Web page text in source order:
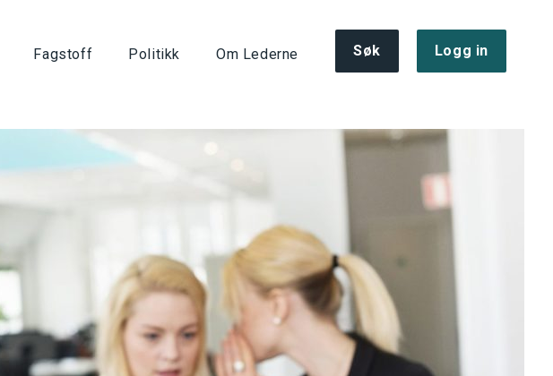
Fagstoff Politikk Om Lederne Søk Logg in